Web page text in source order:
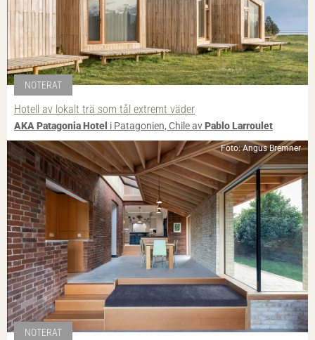
NOTERAT
Hotell av lokalt trä som tål extremt väder
AKA Patagonia Hotel i Patagonien, Chile avPablo Larroulet
Foto: Angus Bremner
NOTERAT